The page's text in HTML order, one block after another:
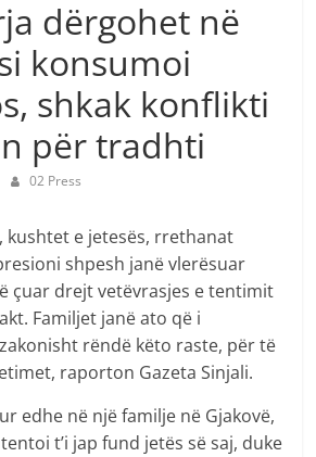
dërgohet në
konsumoi
shkak konflikti
për tradhti
02 Press
kushtet e jetesës, rrethanat
shpesh janë vlerësuar
çuar drejt vetëvrasjes e tentimit
Familjet janë ato që i
rëndë këto raste, për të
raporton Gazeta Sinjali.
edhe në një familje në Gjakovë,
t’i jap fund jetës së saj, duke